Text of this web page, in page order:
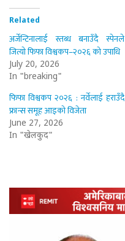
Related
अर्जेन्टिनालाई स्तब्ध बनाउँदै स्पेनले
जित्यो फिफा विश्वकप–२०२६ को उपाधि
July 20, 2026
In "breaking"
फिफा विश्वकप २०२६ : नर्वेलाई हराउँदै
फ्रान्स समूह आइको विजेता
June 27, 2026
In "खेलकुद"